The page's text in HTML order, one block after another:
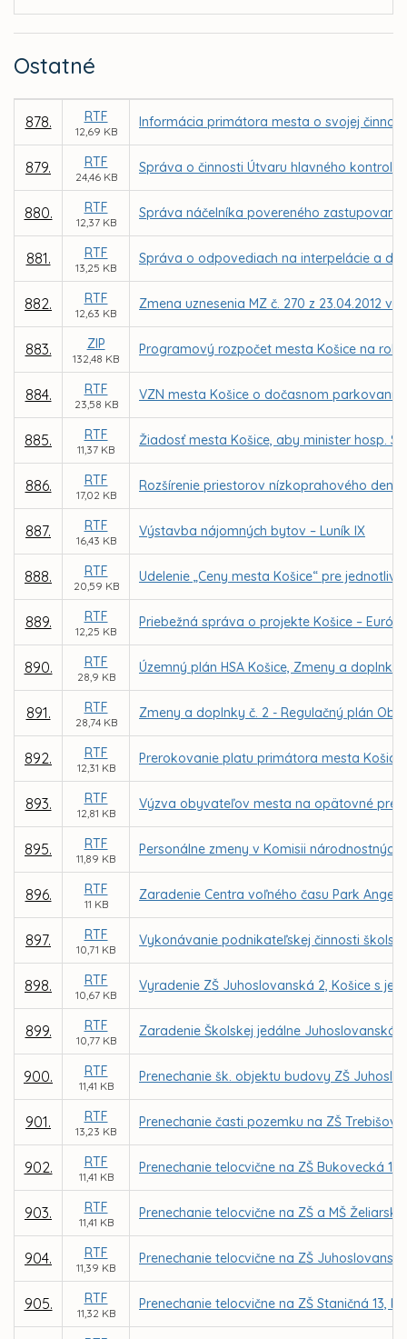
Ostatné
878. RTF
12,69 KB
Informácia primátora mesta o svojej
879. RTF
24,46 KB
Správa o činnosti Útvaru hlavného
880. RTF
12,37 KB
Správa náčelníka povereného zastupovaním
881. RTF
13,25 KB
Správa o odpovediach na interpelácie a
882. RTF
12,63 KB
Zmena uznesenia MZ č. 270 z 23.04.2012 v
883. ZIP
132,48 KB
Programový rozpočet mesta Košice na roky
884. RTF
23,58 KB
VZN mesta Košice o dočasnom parkovaní
885. RTF
11,37 KB
Žiadosť mesta Košice, aby minister hosp.
886. RTF
17,02 KB
Rozšírenie priestorov nízkoprahového
887. RTF
16,43 KB
Výstavba nájomných bytov – Luník IX
888. RTF
20,59 KB
Udelenie „Ceny mesta Košice“ pre
889. RTF
12,25 KB
Priebežná správa o projekte Košice –
890. RTF
28,9 KB
Územný plán HSA Košice, Zmeny a doplnky
891. RTF
28,74 KB
Zmeny a doplnky č. 2 - Regulačný plán
892. RTF
12,31 KB
Prerokovanie platu primátora mesta Košice
893. RTF
12,81 KB
Výzva obyvateľov mesta na opätovné
895. RTF
11,89 KB
Personálne zmeny v Komisii národnostných
896. RTF
11 KB
Zaradenie Centra voľného času Park
897. RTF
10,71 KB
Vykonávanie podnikateľskej činnosti
898. RTF
10,67 KB
Vyradenie ZŠ Juhoslovanská 2, Košice s
899. RTF
10,77 KB
Zaradenie Školskej jedálne Juhoslovanská
900. RTF
11,41 KB
Prenechanie šk. objektu budovy ZŠ
901. RTF
13,23 KB
Prenechanie časti pozemku na ZŠ
902. RTF
11,41 KB
Prenechanie telocvične na ZŠ Bukovecká
903. RTF
11,41 KB
Prenechanie telocvične na ZŠ a MŠ
904. RTF
11,39 KB
Prenechanie telocvične na ZŠ
905. RTF
11,32 KB
Prenechanie telocvične na ZŠ Staničná 13,